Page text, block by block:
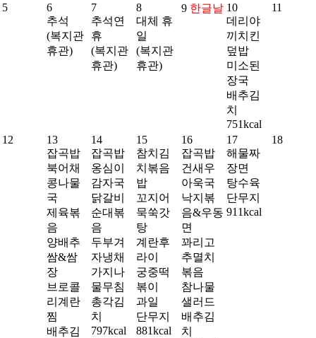
5
6
추석
(복지관
휴관)
7
추석연
휴
(복지관
휴관)
8
대체 휴
일
(복지관
휴관)
9 한글날 10
데리야
끼치킨
덮밥
미소된
장국
배추김
치
751kcal
11
12
13
잡곡밥
북어채
콩나물
국
제육볶
음
양배추
쌈&쌈
장
브로콜
리계란
찜
배추김
14
잡곡밥
옹심이
감자국
닭갈비
순대볶
음
두부겨
자냉채
가지나
물무침
총각김
치
797kcal
15
참치김
치볶음
밥
꼬지어
묵쑥갓
탕
계란후
라이
궁중떡
볶이
과일
단무지
881kcal
16
잡곡밥
건새우
아욱국
낙지볶
음&우동
면
꽈리고
추멸치
볶음
참나물
샐러드
배추김
치
17
해물짜
장면
탕수육
단무지
911kcal
18